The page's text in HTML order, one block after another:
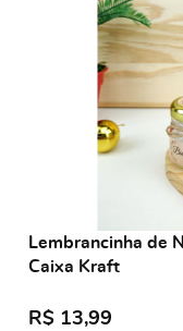
Lembrancinha de
Caixa Kraft
R$ 13,99